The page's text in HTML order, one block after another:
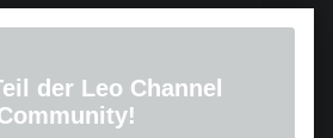
der Leo Channel